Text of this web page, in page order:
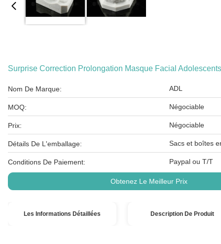
Surprise Correction Prolongation Masque Facial
Nom De Marque: ADL
MOQ: Négociable
Prix: Négociable
Détails De L'emballage: Sacs et boîtes
Conditions De Paiement: Paypal ou T/T
Obtenez Le Meilleur Prix
Les Informations Détaillées Description De Produit